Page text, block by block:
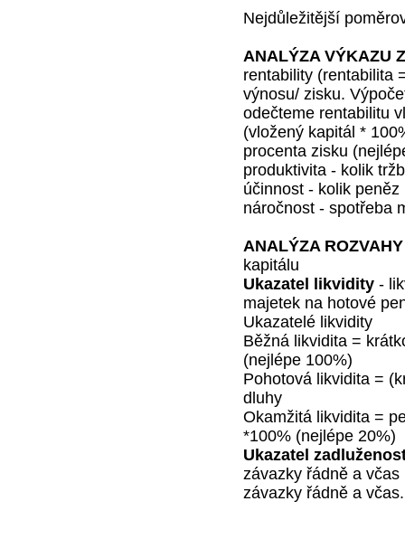
Nejdůležitější
ANALÝZA VÝKAZU
rentability (rentabilita
výnosu/ zisku.
odečteme rentabilitu
(vložený kapitál *
procenta zisku
produktivita - kolik
účinnost - kolik
náročnost - spotřeba
ANALÝZA ROZVAHY
kapitálu
Ukazatel likvidity -
majetek na hotové
Ukazatelé likvidity
Běžná likvidita =
(nejlépe 100%)
Pohotová likvidita =
dluhy
Okamžitá likvidita =
*100% (nejlépe 20%)
Ukazatel
závazky řádně a
závazky řádně a včas.